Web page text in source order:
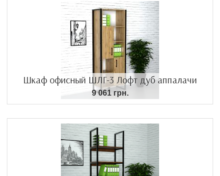
Шкаф офисный ШЛГ-3 Лофт дуб аппалачи
9 061 грн.